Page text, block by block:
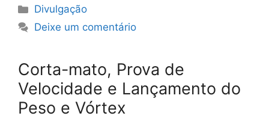
Categorias
Divulgação
Deixe um comentário
Corta-mato, Prova de
Velocidade e Lançamento do
Peso e Vórtex